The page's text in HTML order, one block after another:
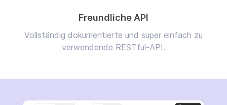
Freundliche API
Vollständig dokumentierte und super einfach zu
verwendende RESTful-API.